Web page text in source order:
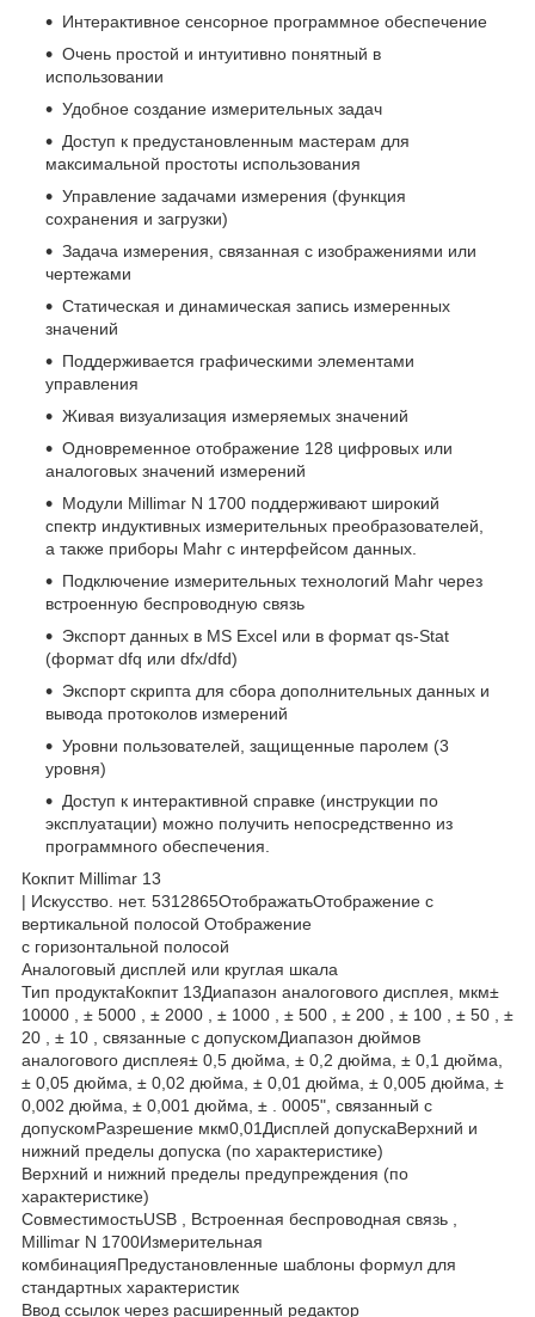
Интерактивное сенсорное программное обеспечение
Очень простой и интуитивно понятный в
использовании
Удобное создание измерительных задач
Доступ к предустановленным мастерам для
максимальной простоты использования
Управление задачами измерения (функция
сохранения и загрузки)
Задача измерения, связанная с изображениями или
чертежами
Статическая и динамическая запись измеренных
значений
Поддерживается графическими элементами
управления
Живая визуализация измеряемых значений
Одновременное отображение 128 цифровых или
аналоговых значений измерений
Модули Millimar N 1700 поддерживают широкий
спектр индуктивных измерительных преобразователей,
а также приборы Mahr с интерфейсом данных.
Подключение измерительных технологий Mahr через
встроенную беспроводную связь
Экспорт данных в MS Excel или в формат qs-Stat
(формат dfq или dfx/dfd)
Экспорт скрипта для сбора дополнительных данных и
вывода протоколов измерений
Уровни пользователей, защищенные паролем (3
уровня)
Доступ к интерактивной справке (инструкции по
эксплуатации) можно получить непосредственно из
программного обеспечения.
Кокпит Millimar 13
| Искусство. нет. 5312865ОтображатьОтображение с
вертикальной полосой Отображение
с горизонтальной полосой
Аналоговый дисплей или круглая шкала
Тип продуктаКокпит 13Диапазон аналогового дисплея, мкм±
10000 , ± 5000 , ± 2000 , ± 1000 , ± 500 , ± 200 , ± 100 , ± 50 , ±
20 , ± 10 , связанные с допускомДиапазон дюймов
аналогового дисплея± 0,5 дюйма, ± 0,2 дюйма, ± 0,1 дюйма,
± 0,05 дюйма, ± 0,02 дюйма, ± 0,01 дюйма, ± 0,005 дюйма, ±
0,002 дюйма, ± 0,001 дюйма, ± . 0005", связанный с
допускомРазрешение мкм0,01Дисплей допускаВерхний и
нижний пределы допуска (по характеристике)
Верхний и нижний пределы предупреждения (по
характеристике)
СовместимостьUSB , Встроенная беспроводная связь ,
Millimar N 1700Измерительная
комбинацияПредустановленные шаблоны формул для
стандартных характеристик
Ввод ссылок через расширенный редактор